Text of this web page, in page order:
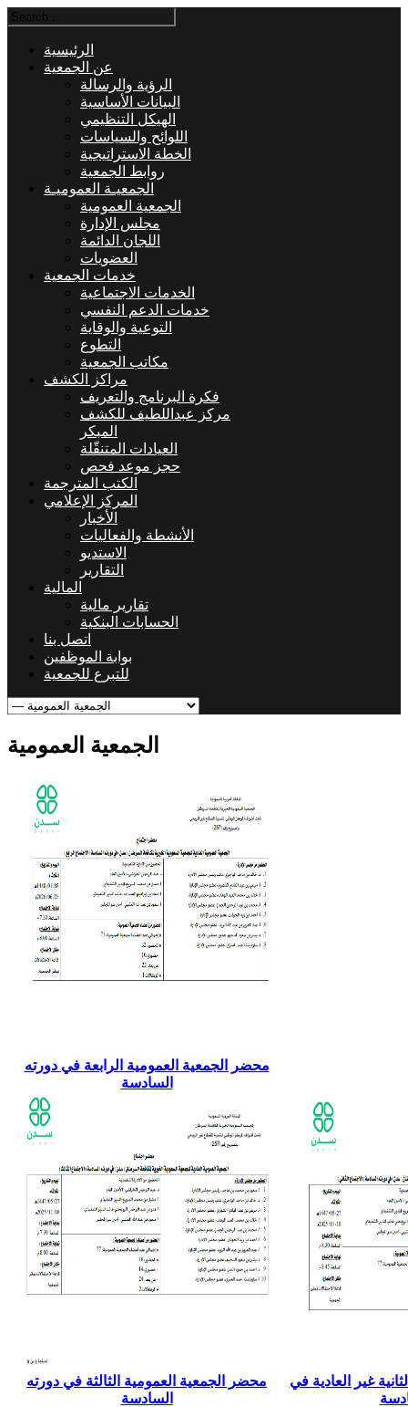
الرئيسية
عن الجمعية
الرؤية والرسالة
البيانات الأساسية
الهيكل التنظيمي
اللوائح والسياسات
الخطة الاستراتيجية
روابط الجمعية
الجمعيـة العموميـة
الجمعية العمومية
مجلس الإدارة
اللجان الدائمة
العضويات
خدمات الجمعية
الخدمات الاجتماعية
خدمات الدعم النفسي
التوعية والوقاية
التطوع
مكاتب الجمعية
مراكز الكشف
فكرة البرنامج والتعريف
مركز عبداللطيف للكشف
المبكر
العيادات المتنقّلة
حجز موعد فحص
الكتب المترجمة
المركز الإعلامي
الأخبار
الأنشطة والفعاليات
الاستديو
التقارير
المالية
تقارير مالية
الحسابات البنكية
اتصل بنا
بوابة الموظفين
للتبرع للجمعية
الجمعية العمومية
محضر الجمعية العمومية الرابعة في دورته
السادسة
محضر الجمعية العمومية الثالثة في دورته
السادسة
غير العادية في